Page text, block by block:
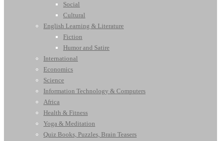
Social
Cultural
English Learning & Literature
Fiction
Humor and Satire
International
Economics
Science
Information Technology & Computers
Africa
Health & Fitness
Yoga & Meditation
Quiz Books, Puzzles, Brain Teasers